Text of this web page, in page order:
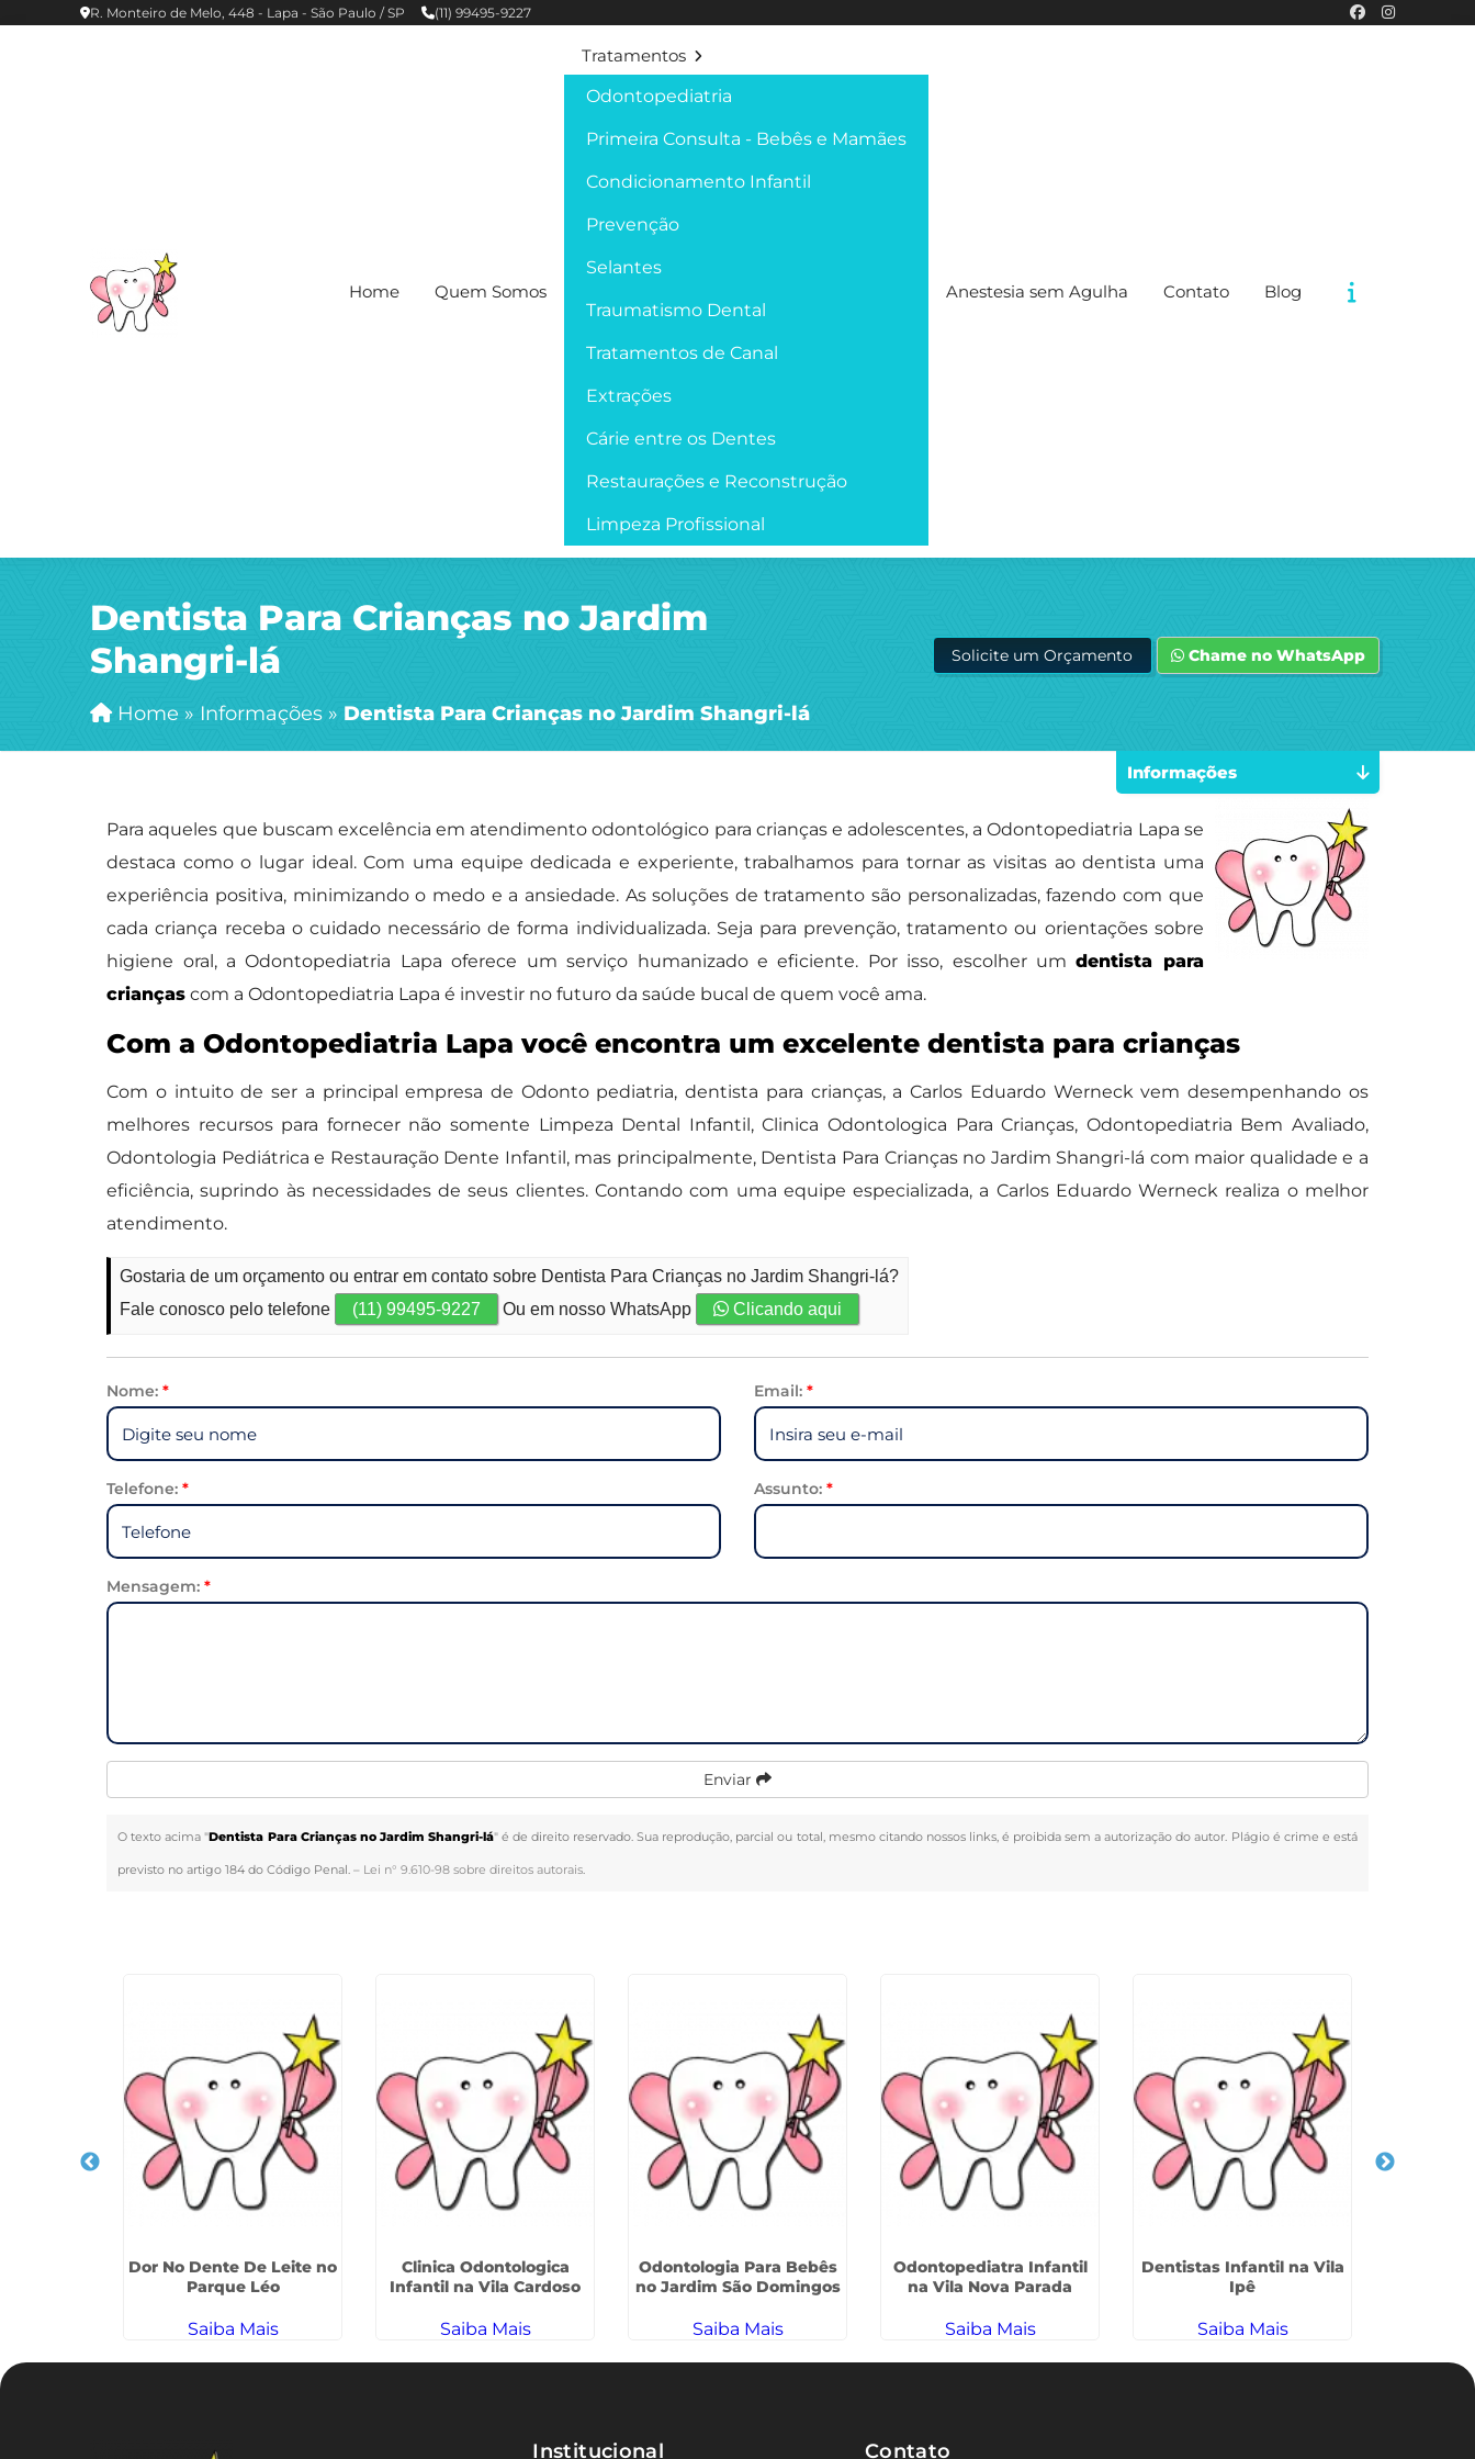
R. Monteiro de Melo, 448 - Lapa - São Paulo / SP (11) 99495-9227
Home Quem Somos
Tratamentos
Odontopediatria
Primeira Consulta - Bebês e Mamães
Condicionamento Infantil
Prevenção
Selantes
Traumatismo Dental
Tratamentos de Canal
Extrações
Cárie entre os Dentes
Restaurações e Reconstrução
Limpeza Profissional
Anestesia sem Agulha Contato Blog
Dentista Para Crianças no Jardim
Shangri-lá
Home » Informações » Dentista Para Crianças no Jardim Shangri-lá
Solicite um Orçamento Chame no WhatsApp
Para aqueles que buscam excelência em atendimento odontológico para crianças e adolescentes, a Odontopediatria Lapa se
destaca como o lugar ideal. Com uma equipe dedicada e experiente, trabalhamos para tornar as visitas ao dentista uma
experiência positiva, minimizando o medo e a ansiedade. As soluções de tratamento são personalizadas, fazendo com que
cada criança receba o cuidado necessário de forma individualizada. Seja para prevenção, tratamento ou orientações sobre
higiene oral, a Odontopediatria Lapa oferece um serviço humanizado e eficiente. Por isso, escolher umdentista para
crianças com a Odontopediatria Lapa é investir no futuro da saúde bucal de quem você ama.
Com a Odontopediatria Lapa você encontra um excelente dentista para crianças
Com o intuito de ser a principal empresa de Odonto pediatria, dentista para crianças, a Carlos Eduardo Werneck vem desempenhando os
melhores recursos para fornecer não somente Limpeza Dental Infantil, Clinica Odontologica Para Crianças, Odontopediatria Bem Avaliado,
Odontologia Pediátrica e Restauração Dente Infantil, mas principalmente, Dentista Para Crianças no Jardim Shangri-lá com maior qualidade e a
eficiência, suprindo às necessidades de seus clientes. Contando com uma equipe especializada, a Carlos Eduardo Werneck realiza o melhor
atendimento.
Gostaria de um orçamento ou entrar em contato sobre Dentista Para Crianças no Jardim Shangri-lá?
Fale conosco pelo telefone
(11) 99495-9227 Ou em nosso WhatsApp Clicando aqui
Nome:* Email: *
Telefone:* Assunto: *
Mensagem:*
Enviar
O texto acima "Dentista Para Crianças no Jardim Shangri-lá" é de direito reservado. Sua reprodução, parcial ou total, mesmo citando nossos links, é proibida sem a autorização do autor. Plágio é crime e está
previsto no artigo 184 do Código Penal. – Lei n° 9.610-98 sobre direitos autorais.
Informações
Dor No Dente De Leite no
Parque Léo
Saiba Mais
Clinica Odontologica
Infantil na Vila Cardoso
Saiba Mais
Odontologia Para Bebês
no Jardim São Domingos
Saiba Mais
Odontopediatra Infantil
na Vila Nova Parada
Saiba Mais
Dentistas Infantil na Vila
Ipê
Saiba Mais
Institucional Contato